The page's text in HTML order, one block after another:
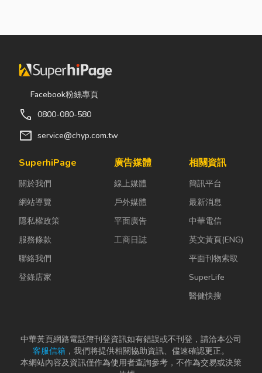
Facebook粉絲專頁
call 0800-080-580
mail service@chyp.com.tw
SuperhiPage
關於我們
網站導覽
隱私權政策
服務條款
聯絡我們
登錄店家
廣告媒體
線上媒體
戶外媒體
平面廣告
工商日誌
相關資訊
簡訊平台
最新消息
中華電信
英文黃頁(ENG)
平面刊物索取
SuperLife
醫健快搜
中華黃頁網路電話簿刊登資訊如有錯誤或不刊登，請洽本公司
客服信箱 ，我們將提供相關協助資訊、儘速確認更正。
本網站內容及資訊僅作為使用者查詢參考，不作為交易或決策